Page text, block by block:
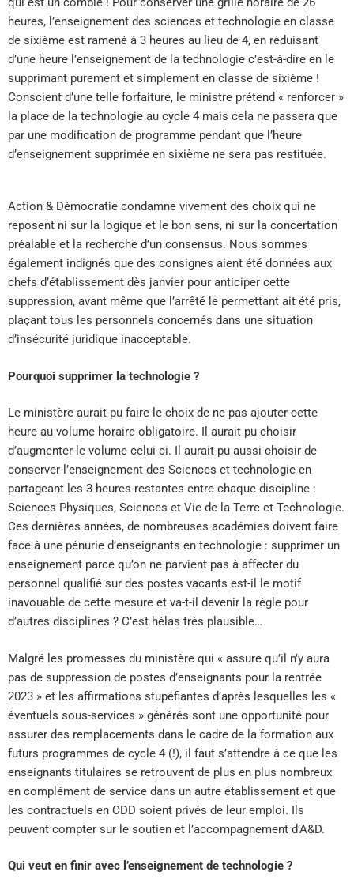
heures, l’enseignement des sciences et technologie en classe
de sixième est ramené à 3 heures au lieu de 4, en réduisant
d’une heure l’enseignement de la technologie c’est-à-dire en le
supprimant purement et simplement en classe de sixième !
Conscient d’une telle forfaiture, le ministre prétend « renforcer »
la place de la technologie au cycle 4 mais cela ne passera que
par une modification de programme pendant que l’heure
d’enseignement supprimée en sixième ne sera pas restituée.
Action & Démocratie condamne vivement des choix qui ne
reposent ni sur la logique et le bon sens, ni sur la concertation
préalable et la recherche d’un consensus. Nous sommes
également indignés que des consignes aient été données aux
chefs d’établissement dès janvier pour anticiper cette
suppression, avant même que l’arrêté le permettant ait été pris,
plaçant tous les personnels concernés dans une situation
d’insécurité juridique inacceptable.
Pourquoi supprimer la technologie ?
Le ministère aurait pu faire le choix de ne pas ajouter cette
heure au volume horaire obligatoire. Il aurait pu choisir
d’augmenter le volume celui-ci. Il aurait pu aussi choisir de
conserver l’enseignement des Sciences et technologie en
partageant les 3 heures restantes entre chaque discipline :
Sciences Physiques, Sciences et Vie de la Terre et Technologie.
Ces dernières années, de nombreuses académies doivent faire
face à une pénurie d’enseignants en technologie : supprimer un
enseignement parce qu’on ne parvient pas à affecter du
personnel qualifié sur des postes vacants est-il le motif
inavouable de cette mesure et va-t-il devenir la règle pour
d’autres disciplines ? C’est hélas très plausible…
Malgré les promesses du ministère qui « assure qu’il n’y aura
pas de suppression de postes d’enseignants pour la rentrée
2023 » et les affirmations stupéfiantes d’après lesquelles les «
éventuels sous-services » générés sont une opportunité pour
assurer des remplacements dans le cadre de la formation aux
futurs programmes de cycle 4 (!), il faut s’attendre à ce que les
enseignants titulaires se retrouvent de plus en plus nombreux
en complément de service dans un autre établissement et que
les contractuels en CDD soient privés de leur emploi. Ils
peuvent compter sur le soutien et l’accompagnement d’A&D.
Qui veut en finir avec l’enseignement de technologie ?